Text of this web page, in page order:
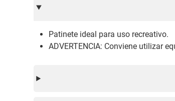
Patinete ideal para uso recreativo.
ADVERTENCIA: Conviene utilizar